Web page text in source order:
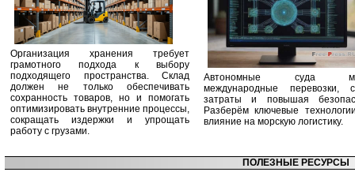
Организация хранения требует
грамотного подхода к выбору
подходящего пространства. Склад
должен не только обеспечивать
сохранность товаров, но и помогать
оптимизировать внутренние процессы,
сокращать издержки и упрощать
работу с грузами.
Автономные суда
международные перевозки,
затраты и повышая
Разберём ключевые
влияние на морскую логистику.
ПОЛЕЗНЫЕ РЕСУРСЫ